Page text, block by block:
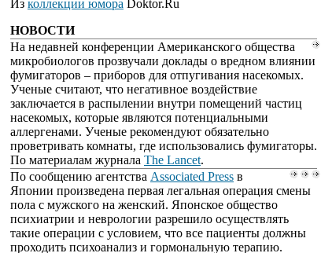
Из коллекции юмора Doktor.Ru
НОВОСТИ
На недавней конференции Американского общества
микробиологов прозвучали доклады о вредном влиянии
фумигаторов – приборов для отпугивания насекомых.
Ученые считают, что негативное воздействие
заключается в распылении внутри помещений частиц
насекомых, которые являются потенциальными
аллергенами. Ученые рекомендуют обязательно
проветривать комнаты, где использовались фумигаторы.
По материалам журнала The Lancet.
По сообщению агентства Associated Press в
Японии произведена первая легальная операция смены
пола с мужского на женский. Японское общество
психиатрии и неврологии разрешило осуществлять
такие операции с условием, что все пациенты должны
проходить психоанализ и гормональную терапию.